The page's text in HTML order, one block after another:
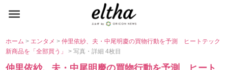
ホーム> エンタメ>仲里依紗、夫・中尾明慶の買物行動を予測 ヒートテック
新商品を「全部買う」> 写真・詳細 4枚目
仲里依紗、夫・中尾明慶の買物行動を予測 ヒート